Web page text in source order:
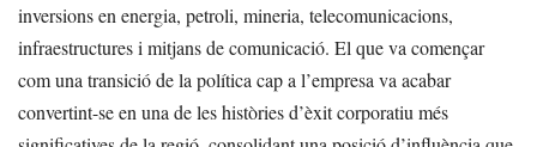
inversions en energia, petroli, mineria, telecomunicacions,
infraestructures i mitjans de comunicació. El que va començar
com una transició de la política cap a l’empresa va acabar
convertint-se en una de les històries d’èxit corporatiu més